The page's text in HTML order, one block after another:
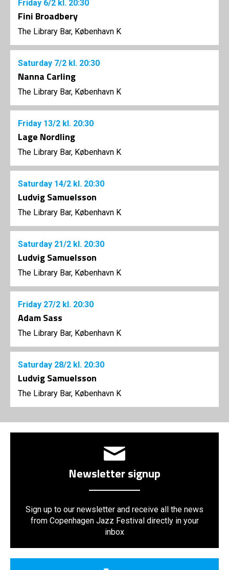
Friday 6/2 kl. 20:30
Fini Broadbery
The Library Bar, København K
Saturday 7/2 kl. 20:30
Nanna Carling
The Library Bar, København K
Friday 13/2 kl. 20:30
Lage Nordling
The Library Bar, København K
Saturday 14/2 kl. 20:30
Ludvig Samuelsson
The Library Bar, København K
Saturday 21/2 kl. 20:30
Ludvig Samuelsson
The Library Bar, København K
Friday 27/2 kl. 20:30
Adam Sass
The Library Bar, København K
Saturday 28/2 kl. 20:30
Ludvig Samuelsson
The Library Bar, København K
Newsletter signup
Sign up to our newsletter and receive all the news
from Copenhagen Jazz Festival directly in your
inbox